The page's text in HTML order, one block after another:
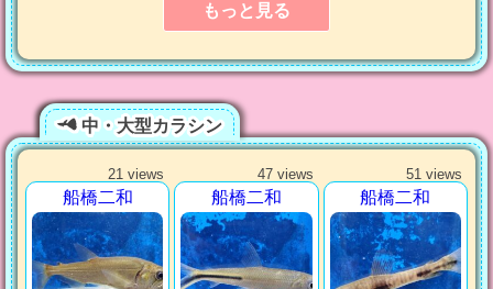
もっと見る
中・大型カラシン
21 views
船橋二和
47 views
船橋二和
51 views
船橋二和